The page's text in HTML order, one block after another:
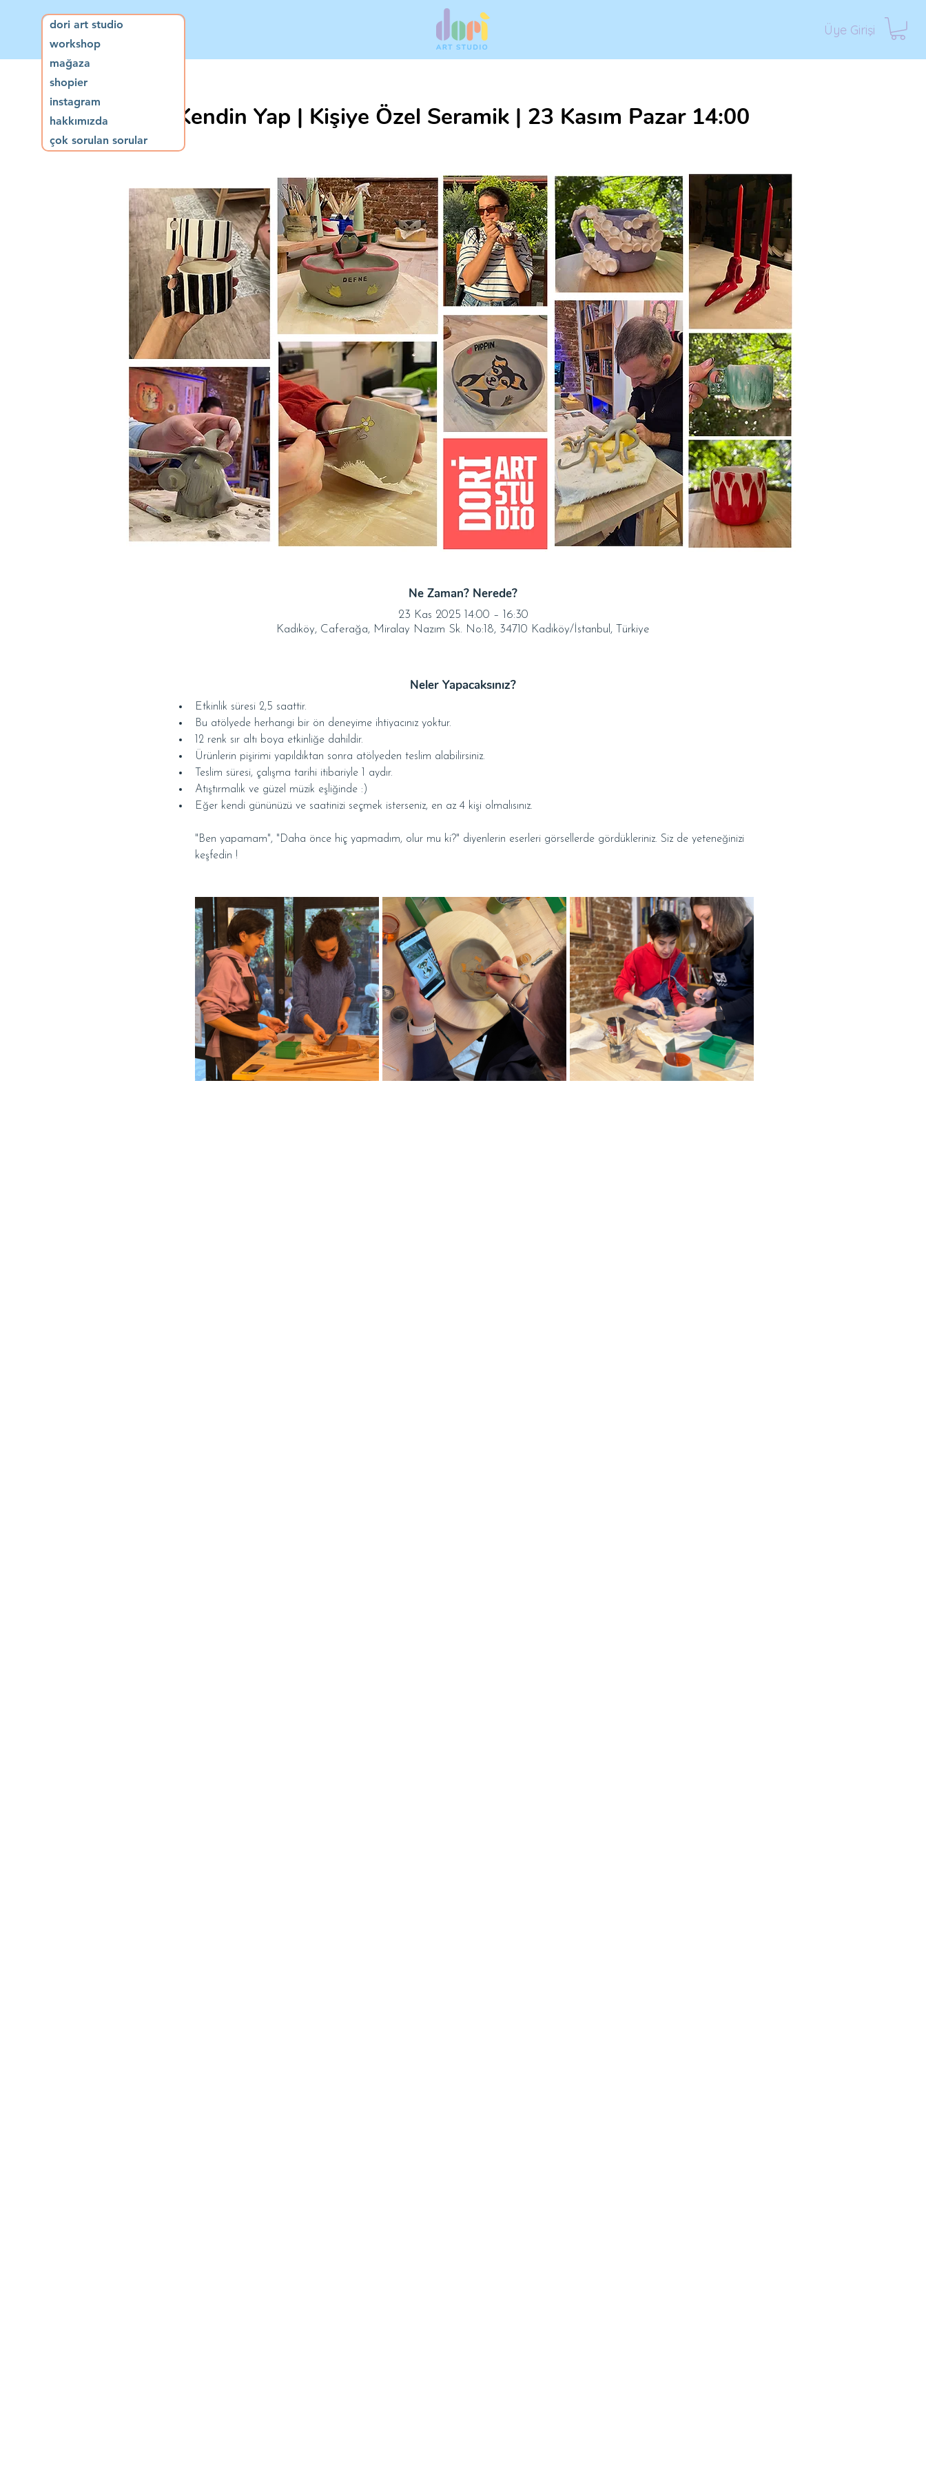
dori art studio
workshop
mağaza
shopier
instagram
hakkımızda
çok sorulan sorular
Üye Girişi
Kendin Yap | Kişiye Özel Seramik | 23 Kasım Pazar 14:00
Ne Zaman? Nerede?
23 Kas 2025 14:00 – 16:30
Kadıköy, Caferağa, Miralay Nazım Sk. No:18, 34710 Kadıköy/İstanbul, Türkiye
Neler Yapacaksınız?
Etkinlik süresi 2,5 saattir.
Bu atölyede herhangi bir ön deneyime ihtiyacınız yoktur.
12 renk sır altı boya etkinliğe dahildir.
Ürünlerin pişirimi yapıldıktan sonra atölyeden teslim alabilirsiniz.
Teslim süresi, çalışma tarihi itibariyle 1 aydır.
Atıştırmalık ve güzel müzik eşliğinde :)
Eğer kendi gününüzü ve saatinizi seçmek isterseniz, en az 4 kişi olmalısınız.
"Ben yapamam", "Daha önce hiç yapmadım, olur mu ki?" diyenlerin eserleri görsellerde gördükleriniz. Siz de yeteneğinizi
keşfedin !